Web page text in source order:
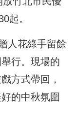
起。
人花綠手留餘
行。現場的
方式帶回，
的中秋氛圍